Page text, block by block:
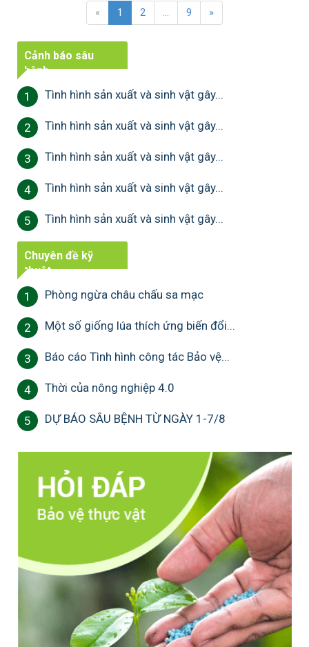
« 1 2 9 »
Cảnh báo sâu
bệnh
1 Tình hình sản xuất và sinh vật gây...
2 Tình hình sản xuất và sinh vật gây...
3 Tình hình sản xuất và sinh vật gây...
4 Tình hình sản xuất và sinh vật gây...
5 Tình hình sản xuất và sinh vật gây...
Chuyên đề kỹ
thuật
1 Phòng ngừa châu chấu sa mạc
2 Một số giống lúa thích ứng biến đổi...
3 Báo cáo Tình hình công tác Bảo vệ...
4 Thời của nông nghiệp 4.0
5 DỰ BÁO SÂU BỆNH TỪ NGÀY 1-7/8